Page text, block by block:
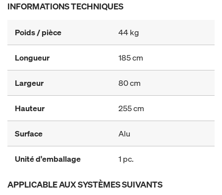
INFORMATIONS TECHNIQUES
Poids / pièce 44 kg
Longueur 185 cm
Largeur 80 cm
Hauteur 255 cm
Surface Alu
Unité d'emballage 1 pc.
APPLICABLE AUX SYSTÈMES SUIVANTS